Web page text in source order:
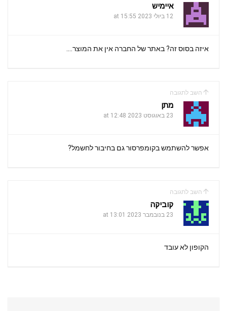
איימיש
12 ביולי 2023 at 15:55
איזה בסוס זה? באתר של החברה אין את המוצר….
השב לתגובה
מתן
23 באוגוסט 2023 at 12:48
אפשר להשתמש בקומפרסור גם בחיבור לחשמל?
השב לתגובה
קוביקה
23 בנובמבר 2023 at 13:01
הקופון לא עובד